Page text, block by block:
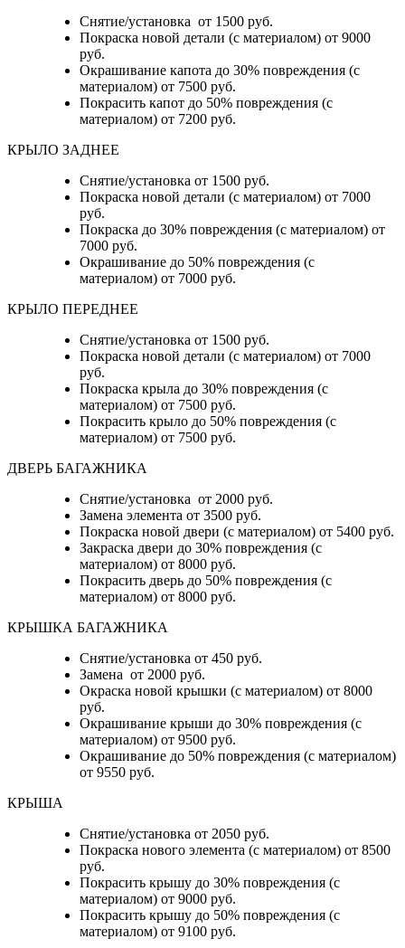
Снятие/установка от 1500 руб.
Покраска новой детали (с материалом) от 9000
руб.
Окрашивание капота до 30% повреждения (с
материалом) от 7500 руб.
Покрасить капот до 50% повреждения (с
материалом) от 7200 руб.
КРЫЛО ЗАДНЕЕ
Снятие/установка от 1500 руб.
Покраска новой детали (с материалом) от 7000
руб.
Покраска до 30% повреждения (с материалом) от
7000 руб.
Окрашивание до 50% повреждения (с
материалом) от 7000 руб.
КРЫЛО ПЕРЕДНЕЕ
Снятие/установка от 1500 руб.
Покраска новой детали (с материалом) от 7000
руб.
Покраска крыла до 30% повреждения (с
материалом) от 7500 руб.
Покрасить крыло до 50% повреждения (с
материалом) от 7500 руб.
ДВЕРЬ БАГАЖНИКА
Снятие/установка от 2000 руб.
Замена элемента от 3500 руб.
Покраска новой двери (с материалом) от 5400 руб.
Закраска двери до 30% повреждения (с
материалом) от 8000 руб.
Покрасить дверь до 50% повреждения (с
материалом) от 8000 руб.
КРЫШКА БАГАЖНИКА
Снятие/установка от 450 руб.
Замена от 2000 руб.
Окраска новой крышки (с материалом) от 8000
руб.
Окрашивание крыши до 30% повреждения (с
материалом) от 9500 руб.
Окрашивание до 50% повреждения (с материалом)
от 9550 руб.
КРЫША
Снятие/установка от 2050 руб.
Покраска нового элемента (с материалом) от 8500
руб.
Покрасить крышу до 30% повреждения (с
материалом) от 9000 руб.
Покрасить крышу до 50% повреждения (с
материалом) от 9100 руб.